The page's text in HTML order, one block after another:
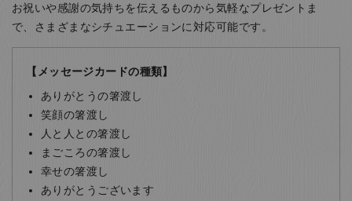
お祝いや感謝の気持ちを伝えるものから気軽なプレゼントま
で、さまざまなシチュエーションに対応可能です。
【メッセージカードの種類】
ありがとうの箸渡し
笑顔の箸渡し
人と人との箸渡し
まごころの箸渡し
幸せの箸渡し
ありがとうございます